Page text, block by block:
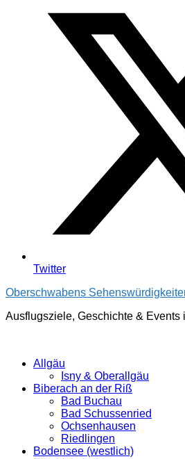
Twitter
Oberschwabens
Ausflugsziele, Geschichte & Events
Allgäu
Isny & Oberallgäu
Biberach an der Riß
Bad Buchau
Bad Schussenried
Ochsenhausen
Riedlingen
Bodensee (westlich)